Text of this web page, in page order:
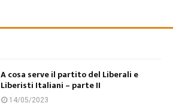
A cosa serve il partito del Liberali e
Liberisti Italiani – parte II
14/05/2023